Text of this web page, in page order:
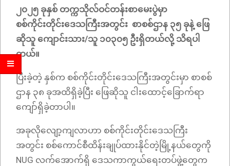
၂၀၂၅ ခုနှစ် တက္ကသိုလ်ဝင်တန်းစာမေးပွဲမှာ
စစ်ကိုင်းတိုင်းဒေသကြီးအတွင်း စာစစ်ဌာန ၃၅ ခုနဲ့ ဖြေ
ဆိုသူ ကျောင်းသား/သူ ၁၀၃၀၅ ဦးရှိတယ်လို့ သိရပါ
တယ်။
ပြီးခဲ့တဲ့ နှစ်က စစ်ကိုင်းတိုင်းဒေသကြီးအတွင်းမှာ စာစစ်
ဌာန ၃၈ ခုအထိရှိခဲ့ပြီး ဖြေဆိုသူ ငါးထောင့်ခြောက်ရာ
ကျော်ရှိခဲ့တာပါ။
အခုလိုလျော့ကျလာဟာ စစ်ကိုင်းတိုင်းဒေသကြီး
အတွင်း စစ်ကောင်စီထိန်းချုပ်ထားနိုင်တဲ့မြို့နယ်တွေကို
NUG လက်အောက်ရှိ ဒေသကာကွယ်ရေးတပ်ဖွဲ့တွေက